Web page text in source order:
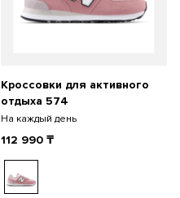
Кроссовки для активного
отдыха 574
На каждый день
112 990 ₸